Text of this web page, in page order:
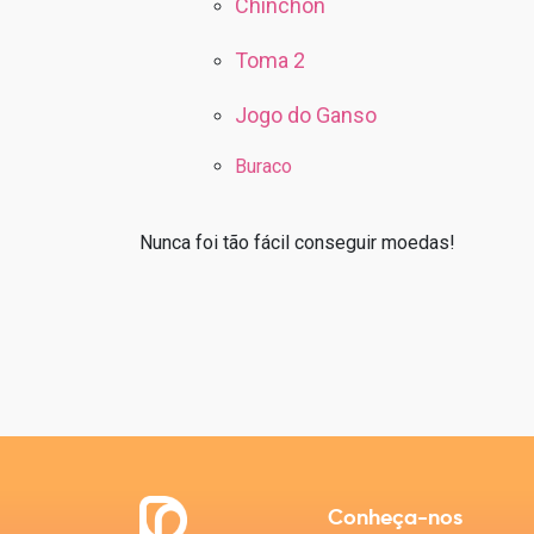
Chinchón
Toma 2
Jogo do Ganso
Buraco
Nunca foi tão fácil conseguir moedas!
Conheça-nos